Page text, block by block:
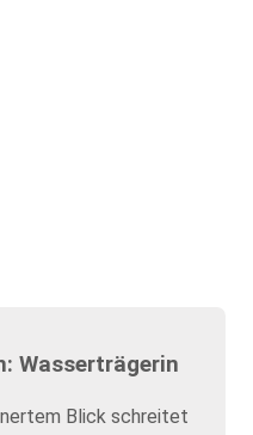
Wasserträgerin
Blick schreitet